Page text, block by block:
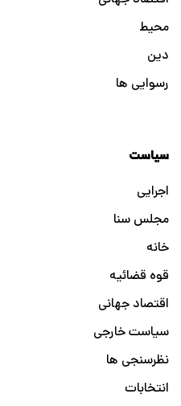
محیط
دین
رسوایی ها
سیاست
اجرایی
مجلس سنا
خانه
قوه قضائیه
اقتصاد جهانی
سیاست خارجی
نظرسنجی ها
انتخابات